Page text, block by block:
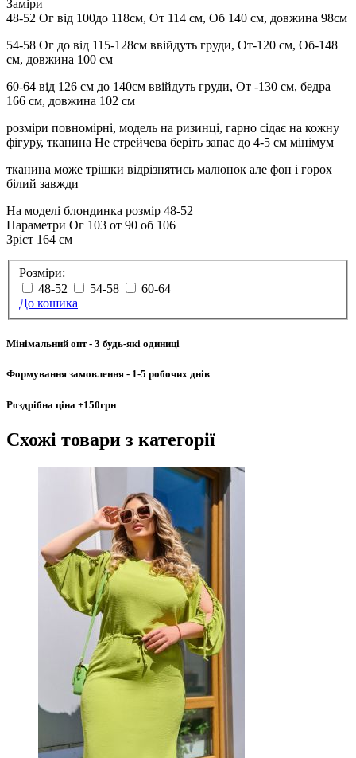
Заміри
48-52 Ог від 100до 118см, От 114 см, Об 140 см, довжина 98см
54-58 Ог до від 115-128см ввійдуть груди, От-120 см, Об-148
см, довжина 100 см
60-64 від 126 см до 140см ввійдуть груди, От -130 см, бедра
166 см, довжина 102 см
розміри повномірні, модель на ризинці, гарно сідає на кожну
фігуру, тканина Не стрейчева беріть запас до 4-5 см мінімум
тканина може трішки відрізнятись малюнок але фон і горох
білий завжди
На моделі блондинка розмір 48-52
Параметри Ог 103 от 90 об 106
Зріст 164 см
Розміри:
48-52
54-58
60-64
До кошика
Мінімальний опт- 3 будь-які одиниці
Формування замовлення - 1-5 робочих днів
Роздрібна ціна +150грн
Схожі товари з категорії